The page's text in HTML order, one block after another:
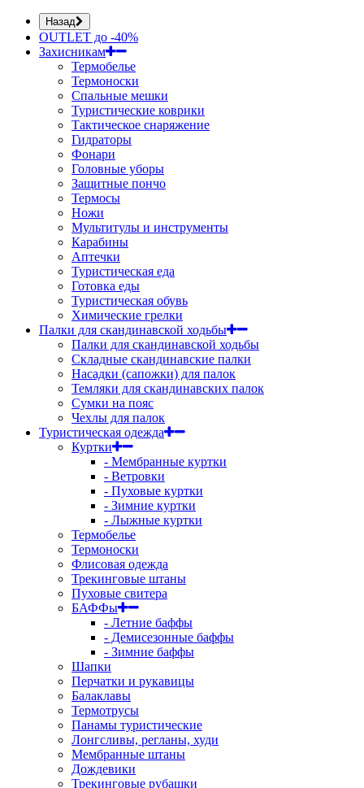
Назад
OUTLET до -40%
Захисникам
Термобелье
Термоноски
Спальные мешки
Туристические коврики
Тактическое снаряжение
Гидраторы
Фонари
Головные уборы
Защитные пончо
Термосы
Ножи
Мультитулы и инструменты
Карабины
Аптечки
Туристическая еда
Готовка еды
Туристическая обувь
Химические грелки
Палки для скандинавской ходьбы
Палки для скандинавской ходьбы
Складные скандинавские палки
Насадки (сапожки) для палок
Темляки для скандинавских палок
Сумки на пояс
Чехлы для палок
Туристическая одежда
Куртки
- Мембранные куртки
- Ветровки
- Пуховые куртки
- Зимние куртки
- Лыжные куртки
Термобелье
Термоноски
Флисовая одежда
Трекинговые штаны
Пуховые свитера
БАФФы
- Летние баффы
- Демисезонные баффы
- Зимние баффы
Шапки
Перчатки и рукавицы
Балаклавы
Термотрусы
Панамы туристические
Лонгсливы, регланы, худи
Мембранные штаны
Дождевики
Трекинговые рубашки